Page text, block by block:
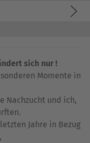
sich nur !
Momente in
Nachzucht und ich,
Jahre in Bezug